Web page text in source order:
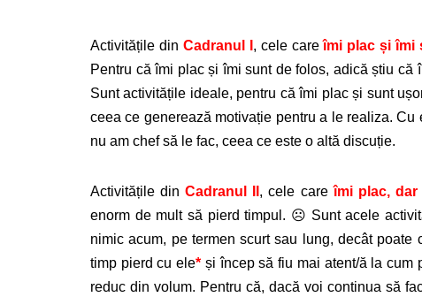
Activitățile din Cadranul I , cele careîmi plac și îmi
Pentru că îmi plac și îmi sunt de folos, adică știu
Sunt activitățile ideale, pentru că îmi plac și sunt
ceea ce generează motivație pentru a le realiza.
nu am chef să le fac, ceea ce este o altă discuție.
Activitățile dinCadranul II , cele careîmi plac,
enorm de mult să pierd timpul. ☹ Sunt acele
nimic acum, pe termen scurt sau lung, decât
timp pierd cu ele* și încep să fiu mai atent/ă la cum
reduc din volum. Pentru că, dacă voi continua să